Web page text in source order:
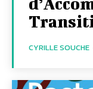
CYRILLE SOUCHE